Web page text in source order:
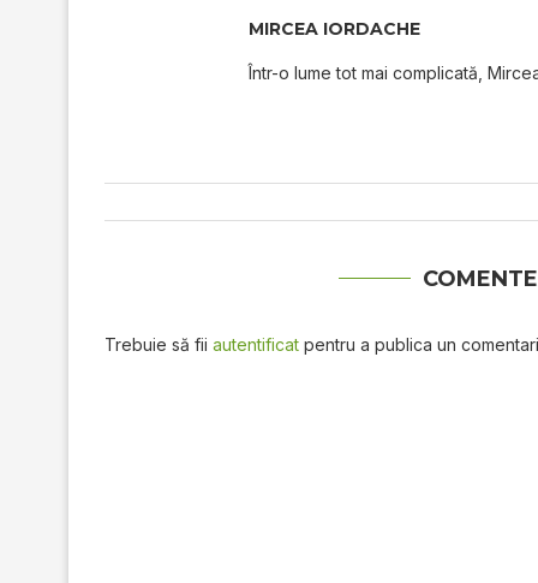
MIRCEA IORDACHE
Într-o lume tot mai complicată,
Trebuie să fii autentificat pentru a publica un